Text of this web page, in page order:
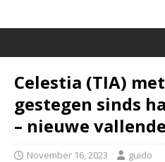
Celestia (TIA)
gestegen sinds
– nieuwe
November 16, 2023 guido